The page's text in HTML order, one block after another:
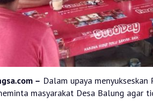
– Dalam upaya
masyarakat Desa Balung agar